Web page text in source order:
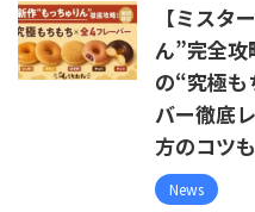
【ミスタ
ん”完全
の“究極も
バー徹底
方のコツ
News